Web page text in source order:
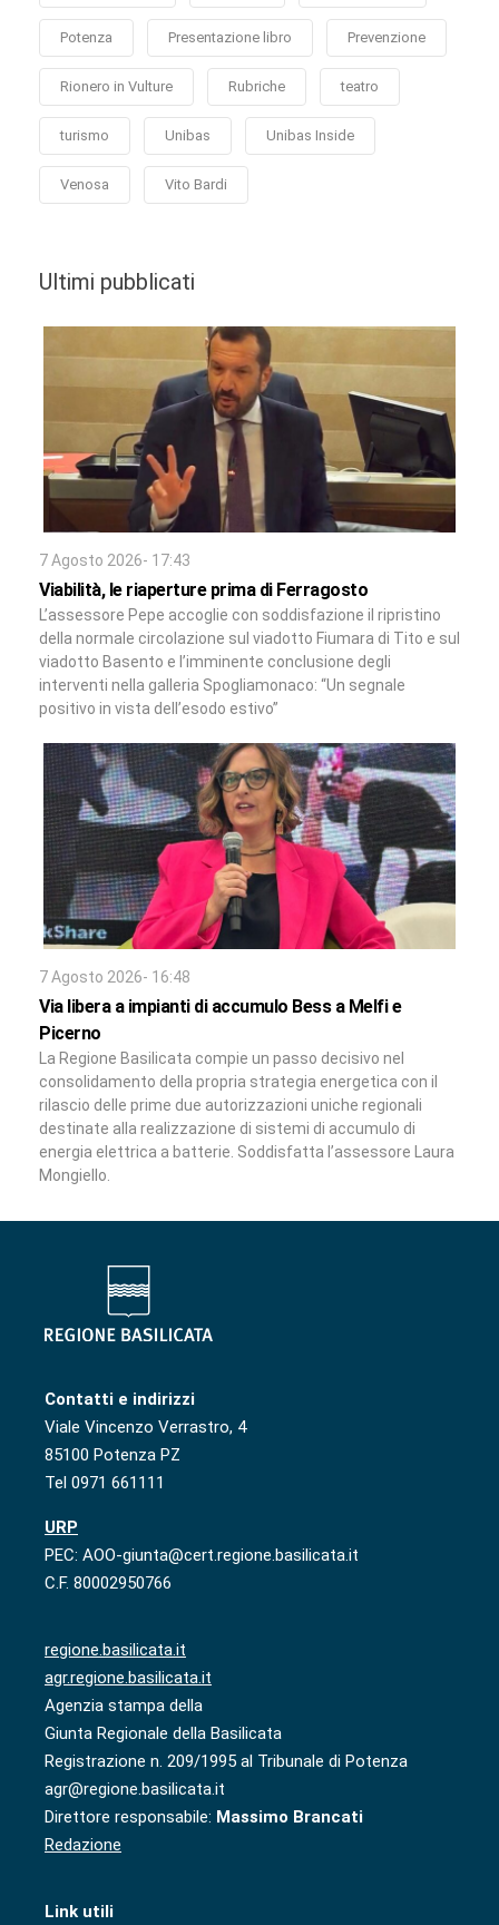
Potenza Presentazione libro Prevenzione
Rionero in Vulture Rubriche teatro
turismo Unibas Unibas Inside
Venosa Vito Bardi
Ultimi pubblicati
7 Agosto 2026- 17:43
Viabilità, le riaperture prima di Ferragosto
L’assessore Pepe accoglie con soddisfazione il ripristino
della normale circolazione sul viadotto Fiumara di Tito e sul
viadotto Basento e l’imminente conclusione degli
interventi nella galleria Spogliamonaco: “Un segnale
positivo in vista dell’esodo estivo”
7 Agosto 2026- 16:48
Via libera a impianti di accumulo Bess a Melfi e
Picerno
La Regione Basilicata compie un passo decisivo nel
consolidamento della propria strategia energetica con il
rilascio delle prime due autorizzazioni uniche regionali
destinate alla realizzazione di sistemi di accumulo di
energia elettrica a batterie. Soddisfatta l’assessore Laura
Mongiello.
Contatti e indirizzi
Viale Vincenzo Verrastro, 4
85100 Potenza PZ
Tel 0971 661111
URP
PEC: AOO-giunta@cert.regione.basilicata.it
C.F. 80002950766
regione.basilicata.it
agr.regione.basilicata.it
Agenzia stampa della
Giunta Regionale della Basilicata
Registrazione n. 209/1995 al Tribunale di Potenza
agr@regione.basilicata.it
Direttore responsabile: Massimo Brancati
Redazione
Link utili